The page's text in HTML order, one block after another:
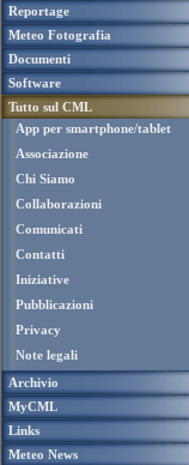
Reportage
Meteo Fotografia
Documenti
Software
Tutto sul CML
App per smartphone/tablet
Associazione
Chi Siamo
Collaborazioni
Comunicati
Contatti
Iniziative
Pubblicazioni
Privacy
Note legali
Archivio
MyCML
Links
Meteo News